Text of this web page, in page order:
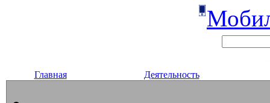
Главная Деятельность